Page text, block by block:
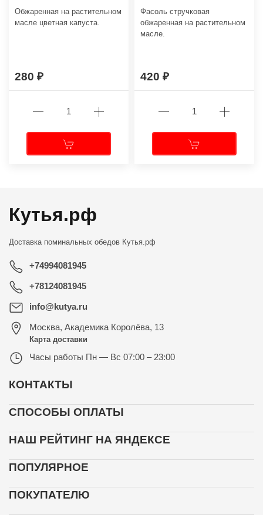
Обжаренная на растительном
масле цветная капуста.
280
Фасоль стручковая
обжаренная на растительном
масле.
420
Кутья.рф
Доставка поминальных обедов Кутья.рф
+74994081945
+78124081945
info@kutya.ru
Москва, Академика Королёва, 13
Карта доставки
Часы работы Пн — Вс 07:00 – 23:00
КОНТАКТЫ
СПОСОБЫ ОПЛАТЫ
НАШ РЕЙТИНГ НА ЯНДЕКСЕ
ПОПУЛЯРНОЕ
ПОКУПАТЕЛЮ